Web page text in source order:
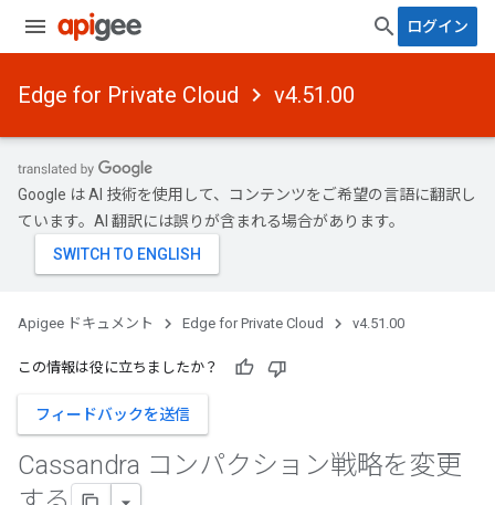
ログイン
Edge for Private Cloud v4.51.00
Google は AI 技術を使用して、コンテンツをご希望の言語に翻訳し
ています。AI 翻訳には誤りが含まれる場合があります。
Apigee ドキュメント Edge for Private Cloud v4.51.00
この情報は役に立ちましたか？
フィードバックを送信
Cassandra コンパクション戦略を変更